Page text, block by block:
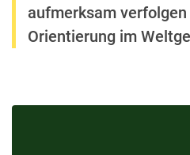
aufmerksam
Orientierung im